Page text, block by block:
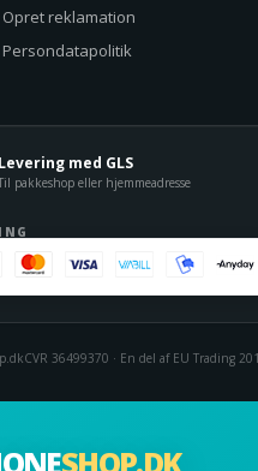
SHOP.DK
Opret reklamation
Persondatapolitik
Levering med GLS
pakkeshop eller hjemmeadresse
CVR 36499370 · En del af EU Trading